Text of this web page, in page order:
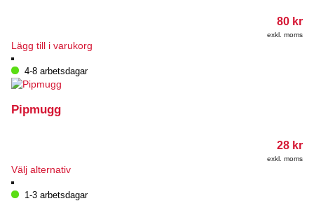
80 kr
exkl. moms
Lägg till i varukorg
4-8 arbetsdagar
Pipmugg
28 kr
exkl. moms
Välj alternativDen
produkten
1-3 arbetsdagar